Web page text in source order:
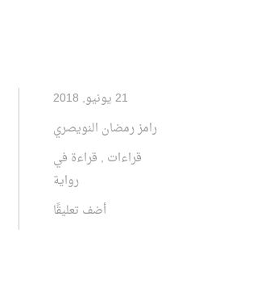
21 يونيو, 2018
رامز رمضان النويصري
قراءات , قراءة في
رواية
أضف تعليقًا